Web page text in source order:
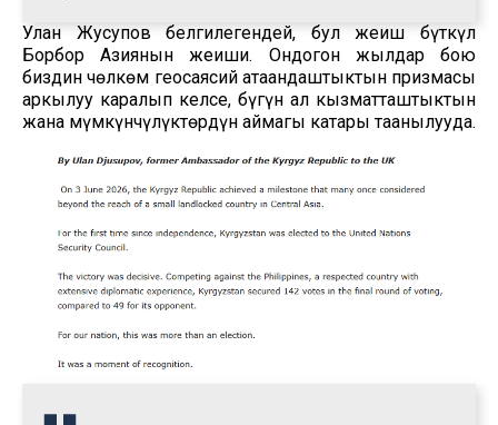
Улан Жусупов белгилегендей, бул жеңиш бүткүл
Борбор Азиянын жеңиши. Ондогон жылдар бою
биздин чөлкөм геосаясий атаандаштыктын призмасы
аркылуу каралып келсе, бүгүн ал кызматташтыктын
жана мүмкүнчүлүктөрдүн аймагы катары таанылууда.